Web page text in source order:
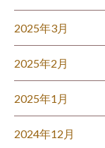
2025年3月
2025年2月
2025年1月
2024年12月